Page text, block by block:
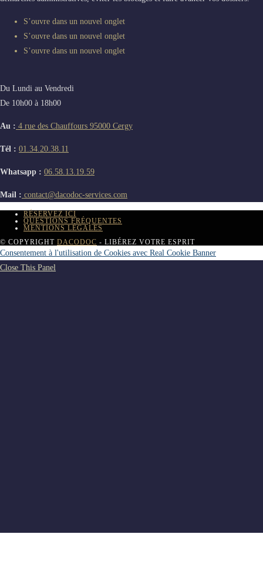
S’ouvre dans un nouvel onglet
S’ouvre dans un nouvel onglet
S’ouvre dans un nouvel onglet
Du Lundi au Vendredi
De 10h00 à 18h00
Au : 4 rue des Chauffours 95000 Cergy
Tél : 01.34.20.38.11
Whatsapp : 06.58.13.19.59
Mail : contact@dacodoc-services.com
RÉSERVEZ ICI
QUESTIONS FRÉQUENTES
MENTIONS LÉGALES
© COPYRIGHT DACODOC - LIBÉREZ VOTRE ESPRIT
Consentement à l'utilisation de Cookies avec Real Cookie Banner
Close This Panel